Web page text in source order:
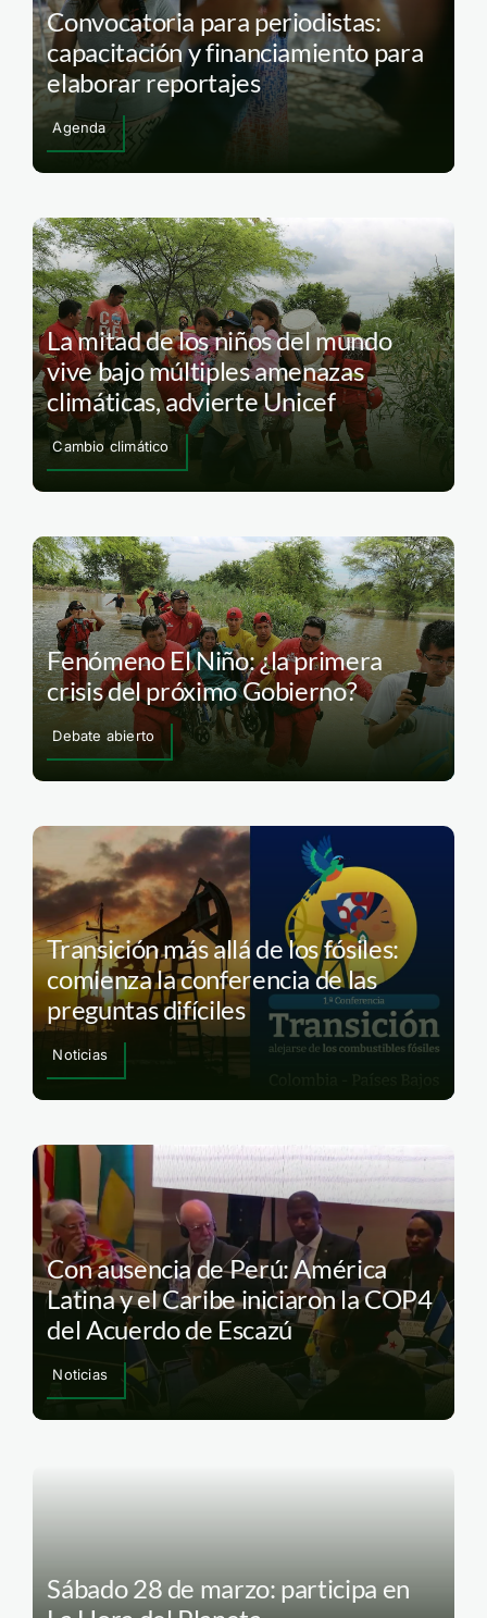
Convocatoria para periodistas:
capacitación y financiamiento para
elaborar reportajes
Agenda
La mitad de los niños del mundo
vive bajo múltiples amenazas
climáticas, advierte Unicef
Cambio climático
Fenómeno El Niño: ¿la primera
crisis del próximo Gobierno?
Debate abierto
Transición más allá de los fósiles:
comienza la conferencia de las
preguntas difíciles
Noticias
Con ausencia de Perú: América
Latina y el Caribe iniciaron la COP4
del Acuerdo de Escazú
Noticias
Sábado 28 de marzo: participa en